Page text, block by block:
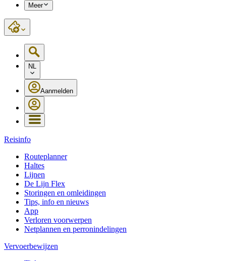
Meer
NL
Aanmelden
Reisinfo
Routeplanner
Haltes
Lijnen
De Lijn Flex
Storingen en omleidingen
Tips, info en nieuws
App
Verloren voorwerpen
Netplannen en perronindelingen
Vervoerbewijzen